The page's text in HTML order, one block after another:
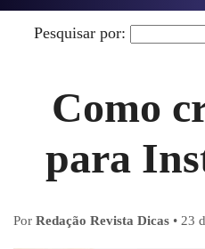
Pesquisar por:
Como
para
Por Redação Revista Dicas • 23